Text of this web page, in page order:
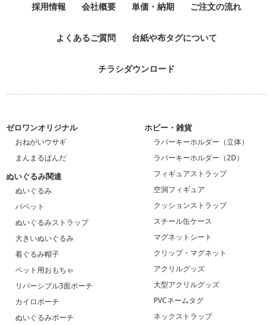
採用情報 会社概要 単価・納期 ご注文の流れ
よくあるご質問 台紙や布タグについて
チラシダウンロード
ゼロワンオリジナル
おねがいウサギ
まんまるぱんだ
ぬいぐるみ関連
ぬいぐるみ
パペット
ぬいぐるみストラップ
大きいぬいぐるみ
着ぐるみ帽子
ペット用おもちゃ
リバーシブル3面ポーチ
カイロポーチ
ぬいぐるみポーチ
ホビー・雑貨
ラバーキーホルダー（立体）
ラバーキーホルダー（2D）
フィギュアストラップ
空洞フィギュア
クッションストラップ
スチール缶ケース
マグネットシート
クリップ・マグネット
アクリルグッズ
大型アクリルグッズ
PVCネームタグ
ネックストラップ